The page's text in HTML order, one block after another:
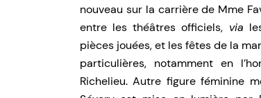
nouveau sur la carrière de Mme
entre les théâtres officiels, via
pièces jouées, et les fêtes de la
particulières, notamment en
Richelieu. Autre figure féminine